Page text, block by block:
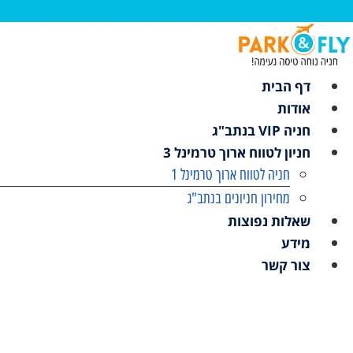
לתוכן
דף הבית
אודות
חניה VIP בנתב"ג
חניון לטווח ארוך טרמינל 3
חניה לטווח ארוך טרמינל 1
מחירון חניונים בנתב"ג
שאלות נפוצות
מידע
צור קשר